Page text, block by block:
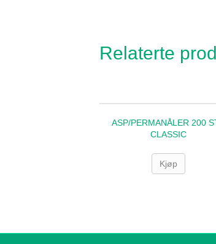
Relaterte
ASP/PERMANÅLER 200
CLASSIC
Kjøp